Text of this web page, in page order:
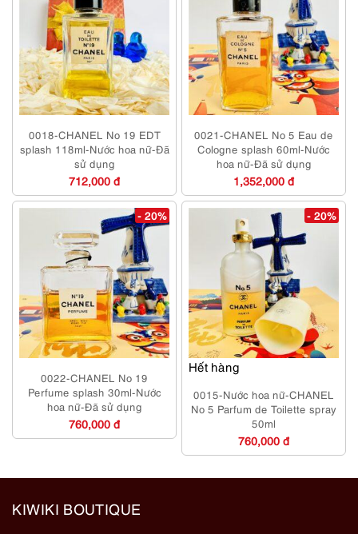
0018-CHANEL No 19 EDT
splash 118ml-Nước hoa nữ-Đã
sử dụng
712,000 đ
0021-CHANEL No 5 Eau de
Cologne splash 60ml-Nước
hoa nữ-Đã sử dụng
1,352,000 đ
- 20%
0022-CHANEL No 19
Perfume splash 30ml-Nước
hoa nữ-Đã sử dụng
760,000 đ
Hết hàng
- 20%
0015-Nước hoa nữ-CHANEL
No 5 Parfum de Toilette spray
50ml
760,000 đ
KIWIKI BOUTIQUE